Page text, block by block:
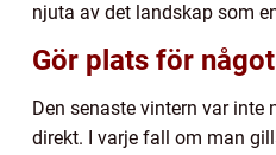
njuta av det landskap som
Gör plats för
Den senaste vintern var
direkt. I varje fall om man